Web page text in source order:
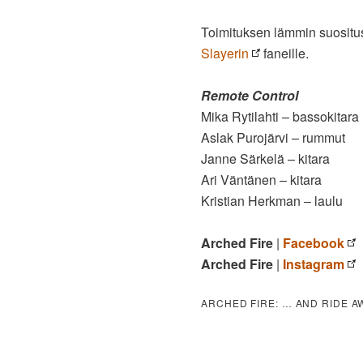
Toimituksen lämmin
Slayerin
faneille.
Remote Control
Mika Rytilahti – bassokitara
Aslak Purojärvi – rummut
Janne Särkelä – kitara
Ari Väntänen – kitara
Kristian Herkman – laulu
Arched Fire | Facebook
Arched Fire | Instagram
ARCHED FIRE: … AND RIDE